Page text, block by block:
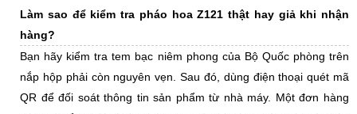
Làm sao để kiểm tra pháo hoa Z121 thật hay giả khi nhận
hàng?
Bạn hãy kiểm tra tem bạc niêm phong của Bộ Quốc phòng trên
nắp hộp phải còn nguyên vẹn. Sau đó, dùng điện thoại quét mã
QR để đối soát thông tin sản phẩm từ nhà máy. Một đơn hàng